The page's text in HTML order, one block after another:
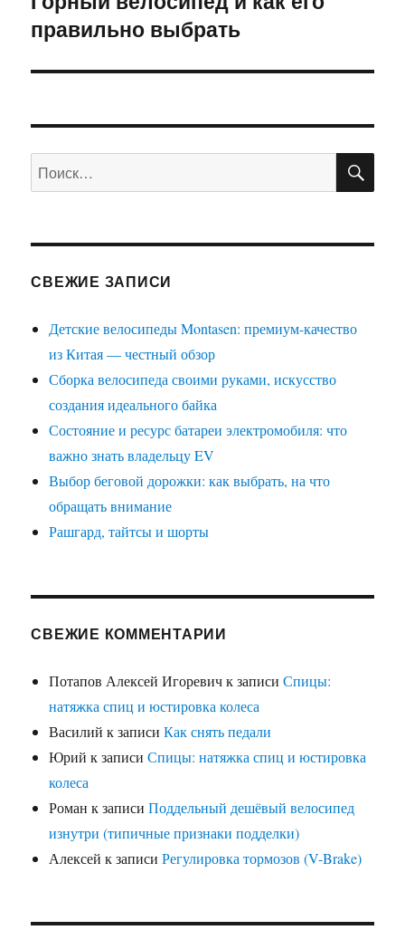
запись:
правильно выбрать
Искать:
СВЕЖИЕ ЗАПИСИ
Детские велосипеды Montasen: премиум-качество
из Китая — честный обзор
Сборка велосипеда своими руками, искусство
создания идеального байка
Состояние и ресурс батареи электромобиля: что
важно знать владельцу EV
Выбор беговой дорожки: как выбрать, на что
обращать внимание
Рашгард, тайтсы и шорты
СВЕЖИЕ КОММЕНТАРИИ
Потапов Алексей Игоревичк записиСпицы:
натяжка спиц и юстировка колеса
Василий к записиКак снять педали
Юрий к записиСпицы: натяжка спиц и юстировка
колеса
Роман к записиПоддельный дешёвый велосипед
изнутри (типичные признаки подделки)
Алексей к записиРегулировка тормозов (V-Brake)